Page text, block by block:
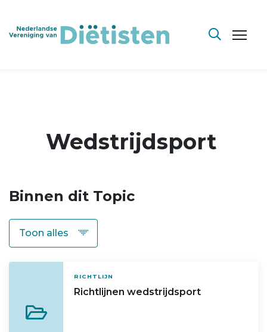
Wedstrijdsport
Binnen dit Topic
RICHTLIJN
Richtlijnen wedstrijdsport